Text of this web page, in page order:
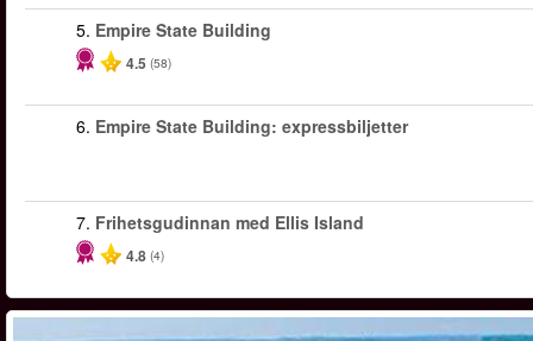
5. Empire State Building
4.5 (58)
6. Empire State Building: expressbiljetter
7. Frihetsgudinnan med Ellis Island
4.8 (4)